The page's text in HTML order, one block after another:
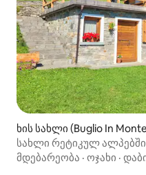
ხის სახლი (Buglio In
სახლი რეტიკულ
მდებარეობა · ოჯახი ·